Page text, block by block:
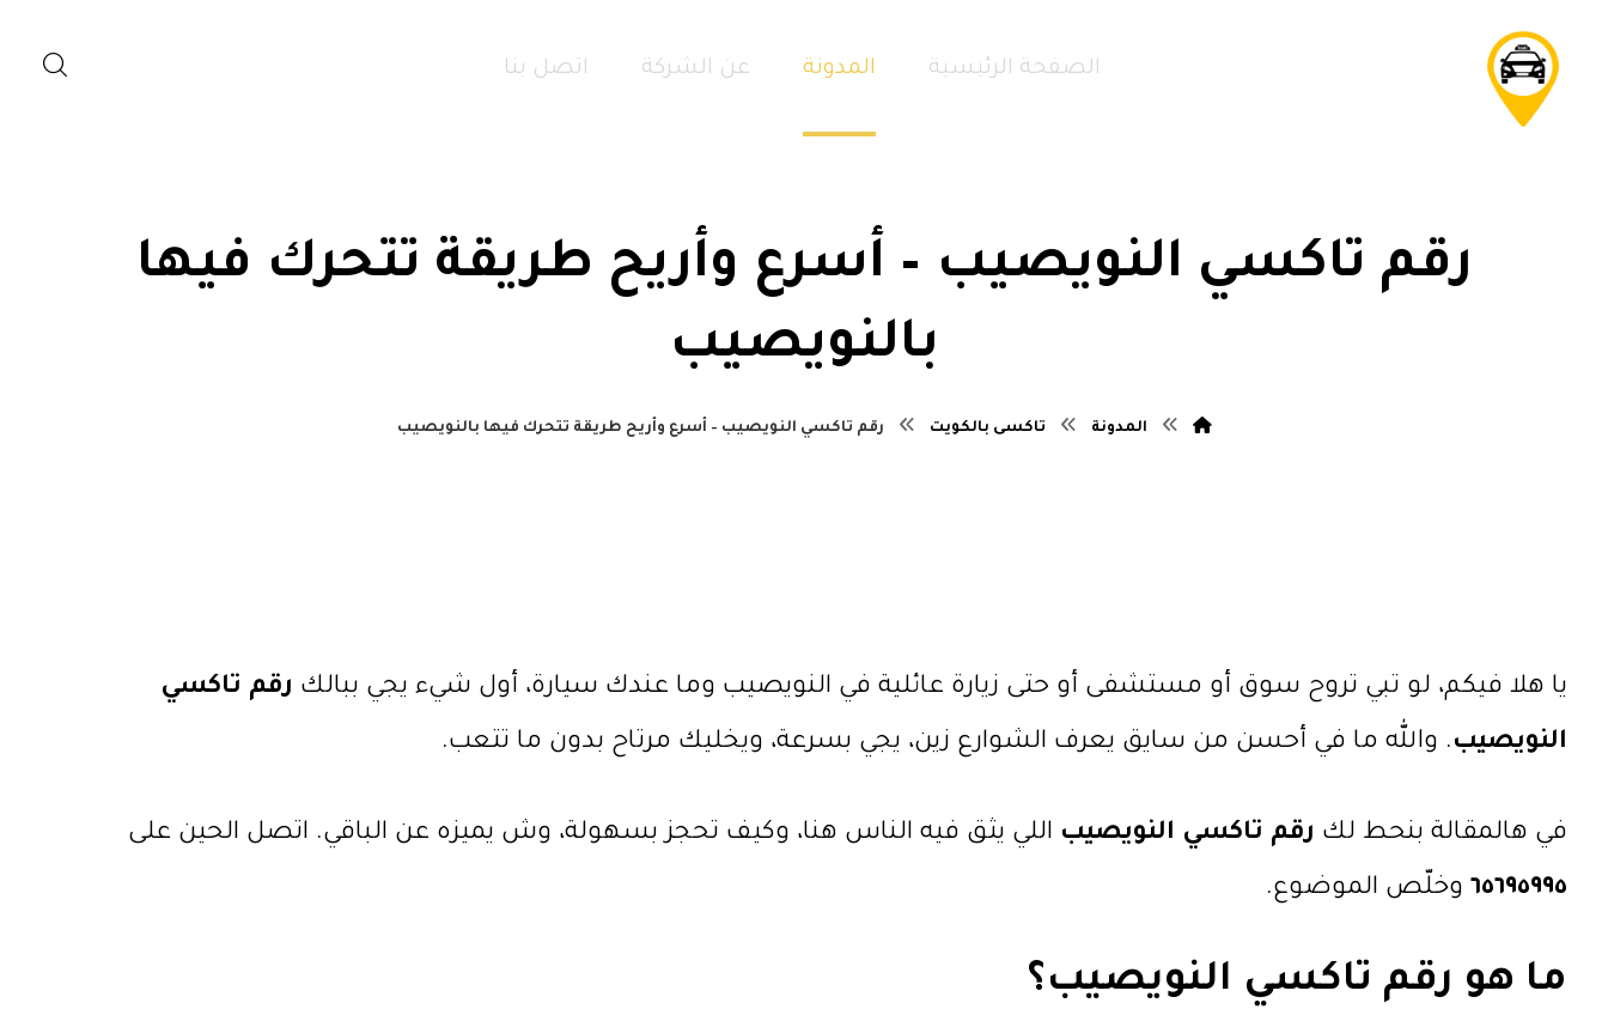
الصفحة الرئيسية المدونة عن الشركة اتصل بنا
رقم تاكسي النويصيب – أسرع وأريح طريقة تتحرك فيها
بالنويصيب
المدونة تاكسى بالكويت رقم تاكسي النويصيب – أسرع وأريح طريقة تتحرك فيها بالنويصيب
يا هلا فيكم، لو تبي تروح سوق أو مستشفى أو حتى زيارة عائلية في النويصيب وما عندك سيارة، أول شيء يجي ببالك رقم تاكسي
النويصيب. والله ما في أحسن من سايق يعرف الشوارع زين، يجي بسرعة، ويخليك مرتاح بدون ما تتعب.
في هالمقالة بنحط لك رقم تاكسي النويصيب اللي يثق فيه الناس هنا، وكيف تحجز بسهولة، وش يميزه عن الباقي. اتصل الحين على
٦٥٦٩٥٩٩٥وخلّص الموضوع.
ما هو رقم تاكسي النويصيب؟